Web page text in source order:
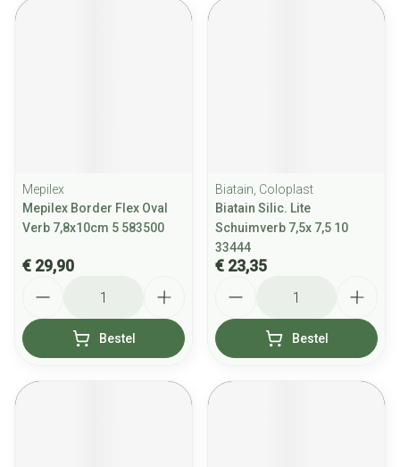
Mepilex
Mepilex Border Flex Oval
Verb 7,8x10cm 5 583500
€ 29,90
Bestel
Biatain, Coloplast
Biatain Silic. Lite
Schuimverb 7,5x 7,5 10
33444
€ 23,35
Bestel